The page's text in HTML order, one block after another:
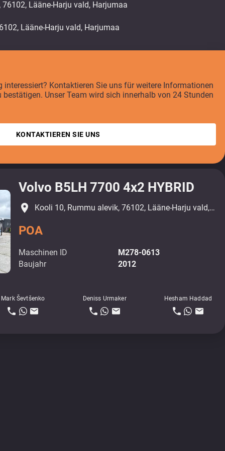
Lääne-Harju vald, Harjumaa
interessiert? Kontaktieren Sie uns für weitere Informationen
Unser Team wird sich innerhalb von 24 Stunden
KONTAKTIEREN SIE UNS
Volvo B5LH 7700 4x2 HYBRID
Maschinen ID
M278-0613
Baujahr
2012
Mark Ševtšenko Deniss Urmaker Hesham Haddad
POA
place Kooli 10, Rummu alevik, 76102, Lääne-Harju vald, Harjumaa